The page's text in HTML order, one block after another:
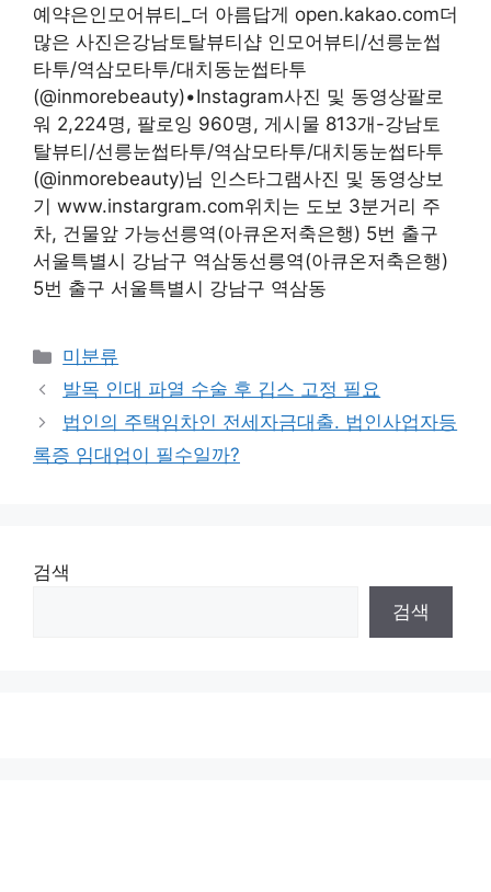
예약은인모어뷰티_더 아름답게 open.kakao.com더
많은 사진은강남토탈뷰티샵 인모어뷰티/선릉눈썹
타투/역삼모타투/대치동눈썹타투
(@inmorebeauty)•Instagram사진 및 동영상팔로
워 2,224명, 팔로잉 960명, 게시물 813개-강남토
탈뷰티/선릉눈썹타투/역삼모타투/대치동눈썹타투
(@inmorebeauty)님 인스타그램사진 및 동영상보
기 www.instargram.com위치는 도보 3분거리 주
차, 건물앞 가능선릉역(아큐온저축은행) 5번 출구
서울특별시 강남구 역삼동선릉역(아큐온저축은행)
5번 출구 서울특별시 강남구 역삼동
Categories
미분류
발목 인대 파열 수술 후 깁스 고정 필요
법인의 주택임차인 전세자금대출. 법인사업자등
록증 임대업이 필수일까?
검색
검색